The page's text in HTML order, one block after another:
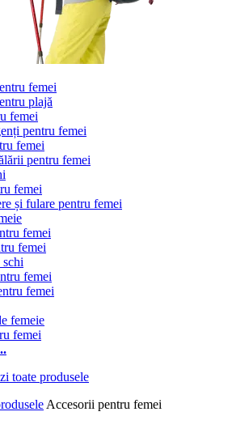
femei
plajă
femei
pentru femei
femei
pentru femei
femei
și fulare pentru femei
femei
femei
femei
femei
femeie
femei
Accesorii pentru femei